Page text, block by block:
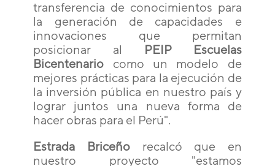
transferencia de conocimientos para
la generación de capacidades e
innovaciones que permitan
posicionar al PEIP Escuelas
Bicentenario como un modelo de
mejores prácticas para la ejecución de
la inversión pública en nuestro país y
lograr juntos una nueva forma de
hacer obras para el Perú".
Estrada Briceñorecalcó que en
nuestro proyecto "estamos